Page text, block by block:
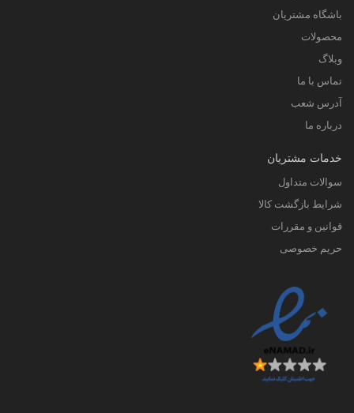
باشگاه مشتریان
محصولات
وبلاگ
تماس با ما
آدرس شعب
درباره ما
خدمات مشتریان
سوالات متداول
شرایط بازگشت کالا
قوانین و مقررات
حریم خصوصی